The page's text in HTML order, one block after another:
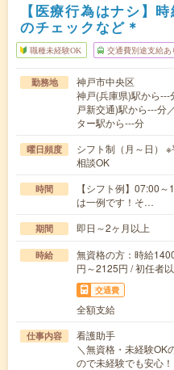
【医療行為はナシ】
のチェックなど＊
職種未経験OK 交通費別途支給あ
勤務地
神戸市中央区
神戸(兵庫県)駅から
戸新交通)駅から---分
ター駅から---分
曜日頻度
シフト制（月～日）
相談OK
時間
【シフト例】07:00
は一例です！そ…
期間 即日～2ヶ月以上
時給
無資格の方：時給
円～2125円 / 初任者
交通費
全額支給
仕事内容
看護助手
＼無資格・未経験OK
ので未経験でも安心